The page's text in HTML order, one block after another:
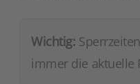
Wichtig:
immer die aktuelle